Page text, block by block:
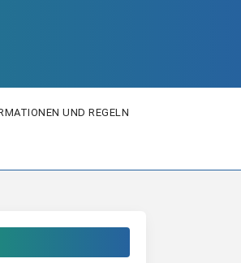
UND REGELN